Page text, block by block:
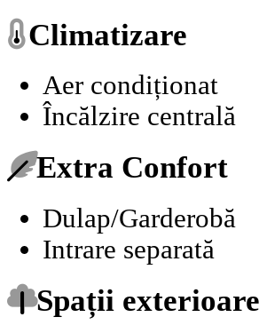
Climatizare
Aer condiționat
Încălzire centrală
Extra Confort
Dulap/Garderobă
Intrare separată
Spații exterioare